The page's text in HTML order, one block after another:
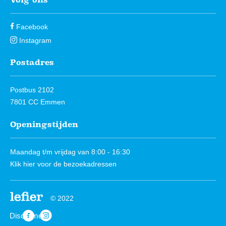
Facebook
Instagram
Postadres
Postbus 2102
7801 CC Emmen
Openingstijden
Maandag t/m vrijdag van 8:00 - 16:30
Klik hier voor de bezoekadressen
© 2022
Disclaimer
https://www.facebook.com/Lefierwonen
https://www.instagram.com/lefierwonen